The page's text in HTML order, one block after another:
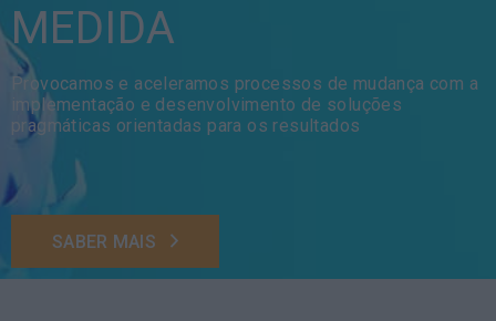
MEDIDA
Provocamos e aceleramos processos de mudança com a
implementação e desenvolvimento de soluções
pragmáticas orientadas para os resultados
SABER MAIS